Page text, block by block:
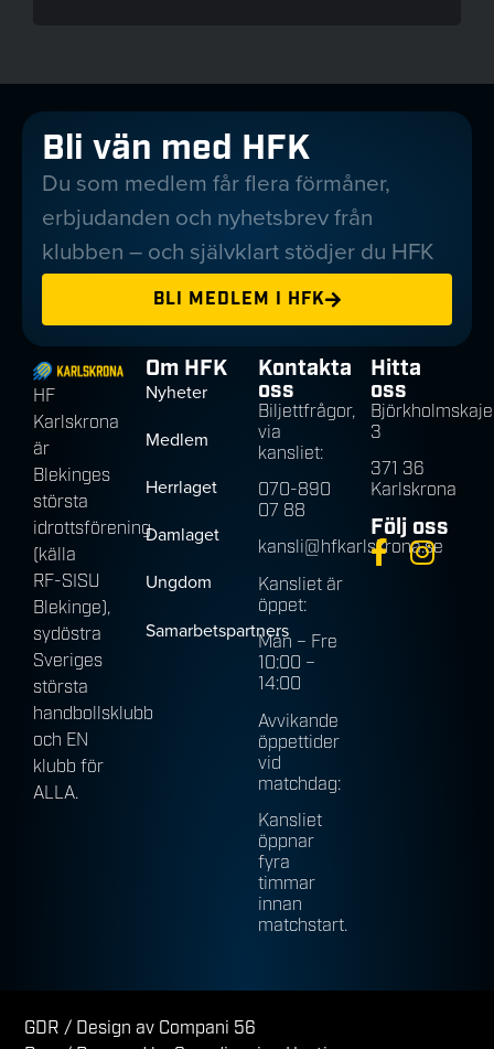
Bli vän med HFK
Du som medlem får flera förmåner,
erbjudanden och nyhetsbrev från
klubben – och självklart stödjer du HFK
BLI MEDLEM I HFK
HF
Karlskrona
är
Blekinges
största
idrottsförening
(källa
RF-SISU
Blekinge),
sydöstra
Sveriges
största
handbollsklubb
och EN
klubb för
ALLA.
Om HFK
Nyheter
Medlem
Herrlaget
Damlaget
Ungdom
Samarbetspartners
Kontakta
oss
Biljettfrågor,
via
kansliet:
070-890
07 88
kansli@hfkarlskrona.se
Kansliet är
öppet:
Mån – Fre
10:00 –
14:00
Avvikande
öppettider
vid
matchdag:
Kansliet
öppnar
fyra
timmar
innan
matchstart.
Hitta
oss
3
371 36
Karlskrona
Följ oss
GDR / Design av Compani 56